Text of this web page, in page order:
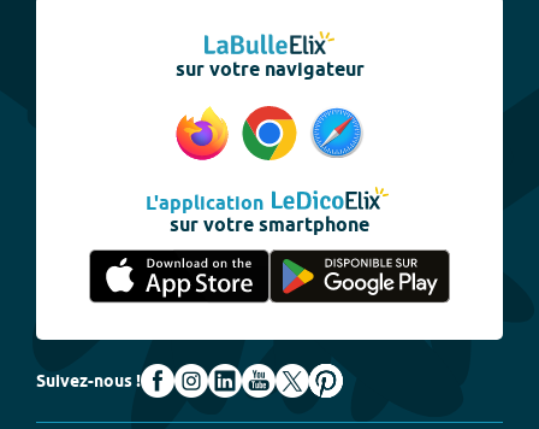
sur votre navigateur
L'application
sur votre smartphone
Suivez-nous !